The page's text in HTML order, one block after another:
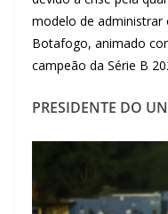
modelo de administrar
Botafogo, animado
campeão da Série B
PRESIDENTE DO